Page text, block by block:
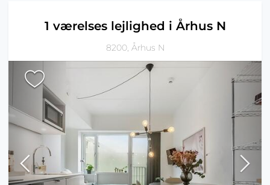
1 værelses lejlighed i Århus N
8200, Århus N